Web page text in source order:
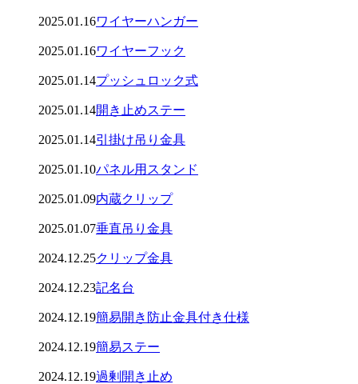
2025.01.16ワイヤーハンガー
2025.01.16ワイヤーフック
2025.01.14プッシュロック式
2025.01.14開き止めステー
2025.01.14引掛け吊り金具
2025.01.10パネル用スタンド
2025.01.09内蔵クリップ
2025.01.07垂直吊り金具
2024.12.25クリップ金具
2024.12.23記名台
2024.12.19簡易開き防止金具付き仕様
2024.12.19簡易ステー
2024.12.19過剰開き止め